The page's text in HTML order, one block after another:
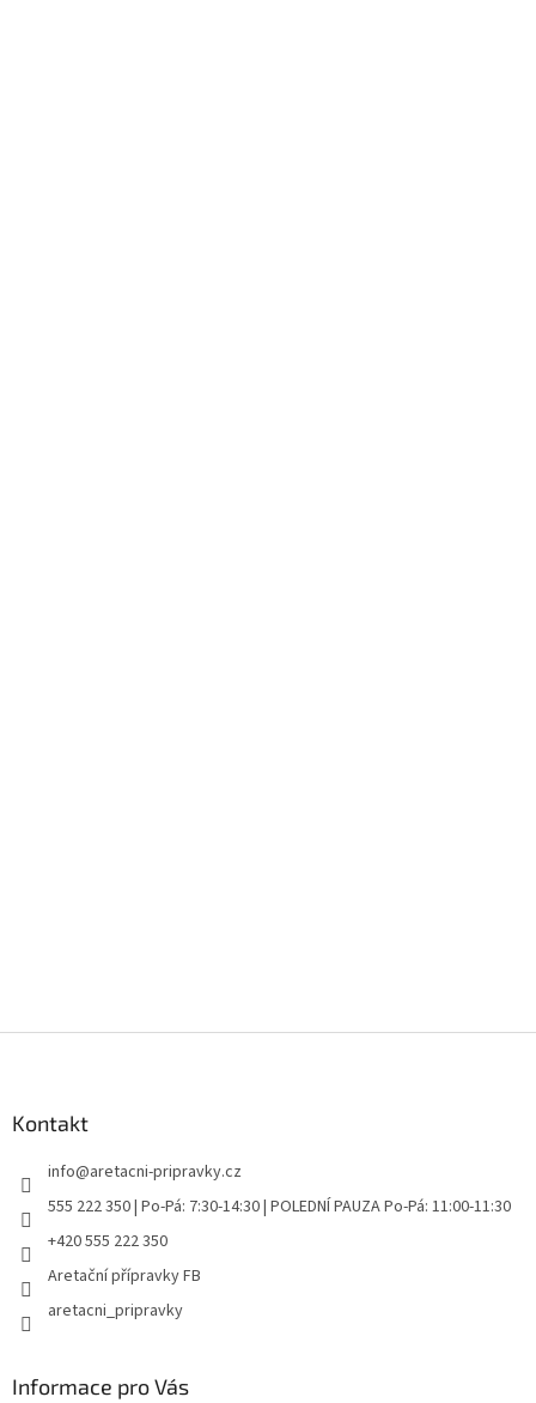
Kontakt
info@aretacni-pripravky.cz
555 222 350 | Po-Pá: 7:30-14:30 | POLEDNÍ PAUZA Po-Pá: 11:00-11:30
+420 555 222 350
Aretační přípravky FB
aretacni_pripravky
Informace pro Vás